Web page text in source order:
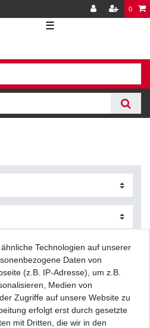
0
☰
HF155 HF 155
€ 5,29 € *
Technologien auf unserer
Daten von
(z.B. IP-Adresse), um z.B.
Medien von
Zugriffe auf unsere Website zu
erfolgt erst durch gesetzte
mit Dritten, die wir in den